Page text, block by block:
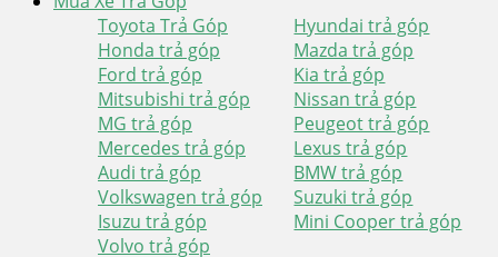
Toyota Trả Góp
Hyundai trả góp
Honda trả góp
Mazda trả góp
Ford trả góp
Kia trả góp
Mitsubishi trả góp
Nissan trả góp
MG trả góp
Peugeot trả góp
Mercedes trả góp
Lexus trả góp
Audi trả góp
BMW trả góp
Volkswagen trả góp
Suzuki trả góp
Isuzu trả góp
Mini Cooper trả góp
Volvo trả góp